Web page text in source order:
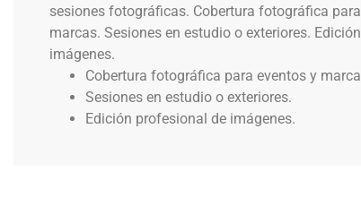
sesiones fotográficas. Cobertura fotográfica
marcas. Sesiones en estudio o exteriores.
imágenes.
Cobertura fotográfica para eventos y
Sesiones en estudio o exteriores.
Edición profesional de imágenes.